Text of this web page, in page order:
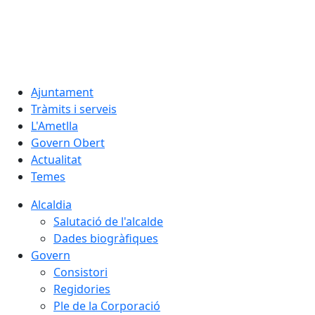
Ajuntament
Tràmits i serveis
L'Ametlla
Govern Obert
Actualitat
Temes
Alcaldia
Salutació de l'alcalde
Dades biogràfiques
Govern
Consistori
Regidories
Ple de la Corporació